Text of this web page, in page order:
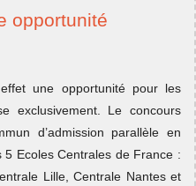
opportunité
une opportunité pour les
exclusivement. Le concours
d’admission parallèle en
Ecoles Centrales de France :
Lille, Centrale Nantes et